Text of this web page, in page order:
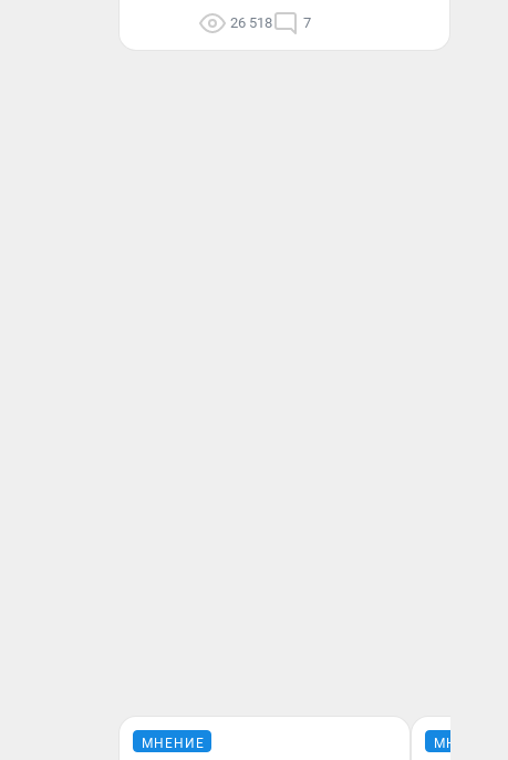
26 518 7
МНЕНИЕ МНЕНИЕ